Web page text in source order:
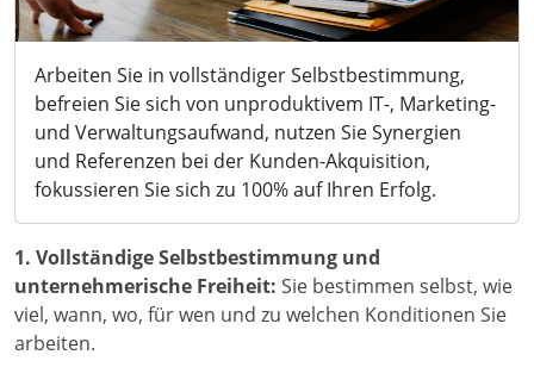
Arbeiten Sie in vollständiger Selbstbestimmung,
befreien Sie sich von unproduktivem IT-, Marketing-
und Verwaltungsaufwand, nutzen Sie Synergien
und Referenzen bei der Kunden-Akquisition,
fokussieren Sie sich zu 100% auf Ihren Erfolg.
1. Vollständige Selbstbestimmung und
unternehmerische Freiheit: Sie bestimmen selbst, wie
viel, wann, wo, für wen und zu welchen Konditionen Sie
arbeiten.